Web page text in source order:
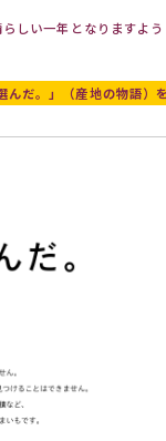
しい一年となりますよ
んだ。」（産地の物語）